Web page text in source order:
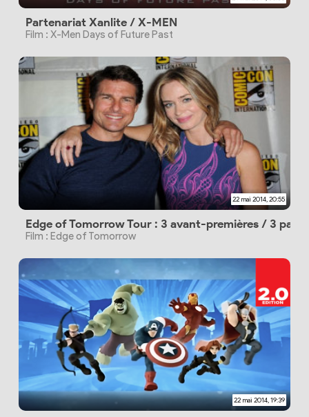
Partenariat Xanlite / X-MEN
Film : X-Men Days of Future Past
22 mai 2014, 20:55
Edge of Tomorrow Tour : 3 avant-premières / 3 pays
Film : Edge of Tomorrow
22 mai 2014, 19:39